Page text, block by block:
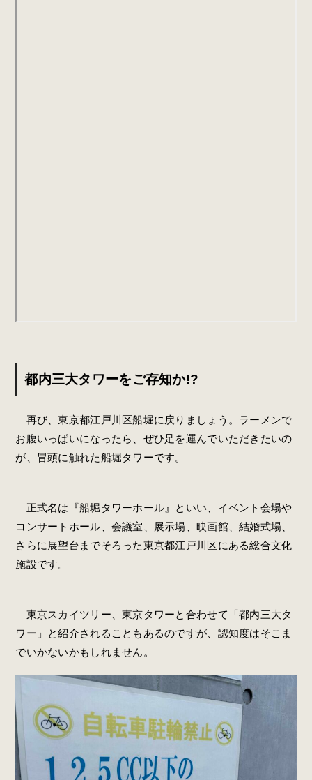
都内三大タワーをご存知か!?
再び、東京都江戸川区船堀に戻りましょう。ラーメンで
お腹いっぱいになったら、ぜひ足を運んでいただきたいの
が、冒頭に触れた船堀タワーです。
正式名は『船堀タワーホール』といい、イベント会場や
コンサートホール、会議室、展示場、映画館、結婚式場、
さらに展望台までそろった東京都江戸川区にある総合文化
施設です。
東京スカイツリー、東京タワーと合わせて「都内三大タ
ワー」と紹介されることもあるのですが、認知度はそこま
でいかないかもしれません。